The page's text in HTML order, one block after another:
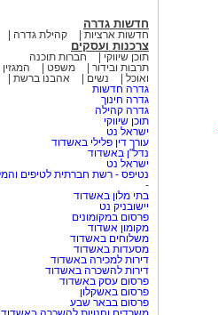
חדשות גדרה
חדשות ארציות קהילת גדרה
צרכנות ועסקים
תוכן שיווקי
חברות תוכנה
תרבות ובידור
משפט
ואוכל
נשים
אהבנו ברשת
גדרה חדשות
גדרה חינוך
גדרה קהילה
תוכן שיווקי
ישראל נט
עורך דין פלילי באשדוד
נדל"ן באשדוד
ישראל נט
נטיפס - רשת חברתית לטיפים
-
בתי מלון באשדוד
יישובניק נט
פרסום במקומונים
מקומון אשדוד
משלוחים באשדוד
מסעדות באשדוד
דירות למכירה באשדוד
דירות להשכרה באשדוד
פרסום עסק באשדוד
פרסום באשקלון
פרסום בבאר שבע